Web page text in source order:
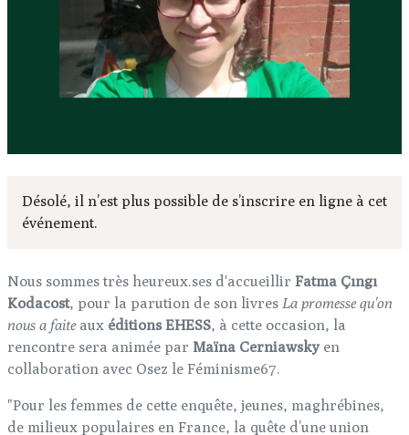
Désolé, il n’est plus possible de s’inscrire en ligne à cet
événement.
Nous sommes très heureux.ses d'accueillir Fatma Çıngı
Kodacost, pour la parution de son livres La promesse qu'on
nous a faite aux éditions EHESS, à cette occasion, la
rencontre sera animée par Maïna Cerniawskyen
collaboration avec Osez le Féminisme67.
"Pour les femmes de cette enquête, jeunes, maghrébines,
de milieux populaires en France, la quête d’une union